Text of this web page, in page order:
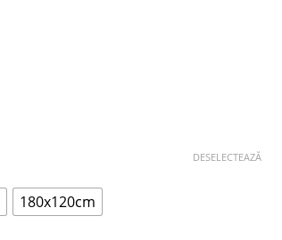
180x120cm
DESELECTEAZĂ